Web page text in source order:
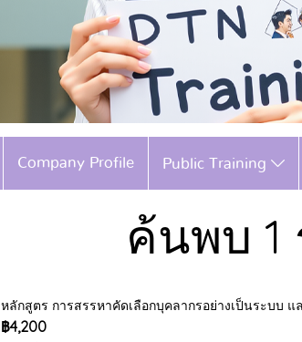
Company Profile Public Training
ค้นพบ 1
หลักสูตร การสรรหาคัดเลือกบุคลากรอย่างเป็นระบบ
฿4,200